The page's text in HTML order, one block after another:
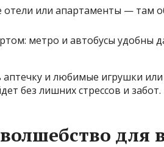
или апартаменты — там
метро и автобусы удобны
аптечку и любимые игрушки
без лишних стрессов и забот.
для